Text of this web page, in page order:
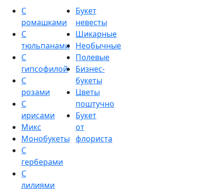
С
ромашками
С
тюльпанами
С
гипсофилой
С
розами
С
ирисами
Микс
Монобукеты
С
герберами
С
лилиями
Букет
невесты
Шикарные
Необычные
Полевые
Бизнес-
букеты
Цветы
поштучно
Букет
от
флориста